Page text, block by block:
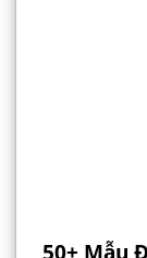
50+ Mẫu